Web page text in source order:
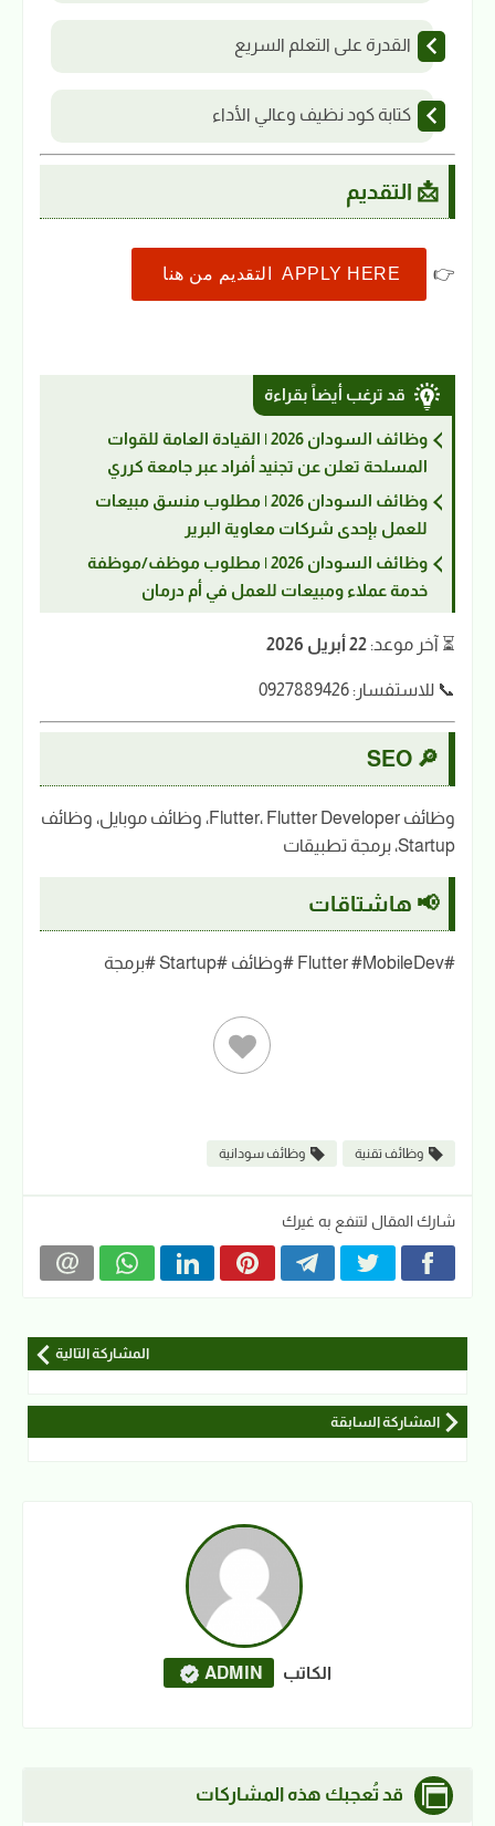
القدرة على التعلم السريع
كتابة كود نظيف وعالي الأداء
📩 التقديم
👉 APPLY HERE التقديم من هنا
قد ترغب أيضاً بقراءة
وظائف السودان 2026 | القيادة العامة للقوات
المسلحة تعلن عن تجنيد أفراد عبر جامعة كرري
وظائف السودان 2026 | مطلوب منسق مبيعات
للعمل بإحدى شركات معاوية البرير
وظائف السودان 2026 | مطلوب موظف/موظفة
خدمة عملاء ومبيعات للعمل في أم درمان
⏳ آخر موعد: 22 أبريل 2026
📞 للاستفسار: 0927889426
🔎 SEO
وظائف Flutter، Flutter Developer، وظائف موبايل، وظائف
Startup، برمجة تطبيقات
📢 هاشتاقات
#Flutter #MobileDev #وظائف #Startup #برمجة
وظائف تقنية وظائف سودانية
شارك المقال لتنفع به غيرك
المشاركة التالية
المشاركة السابقة
الكاتب ADMIN
قد تُعجبك هذه المشاركات